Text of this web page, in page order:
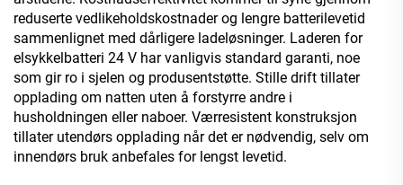
reduserte vedlikeholdskostnader og lengre batterilevetid
sammenlignet med dårligere ladeløsninger. Laderen for
elsykkelbatteri 24 V har vanligvis standard garanti, noe
som gir ro i sjelen og produsentstøtte. Stille drift tillater
opplading om natten uten å forstyrre andre i
husholdningen eller naboer. Værresistent konstruksjon
tillater utendørs opplading når det er nødvendig, selv om
innendørs bruk anbefales for lengst levetid.